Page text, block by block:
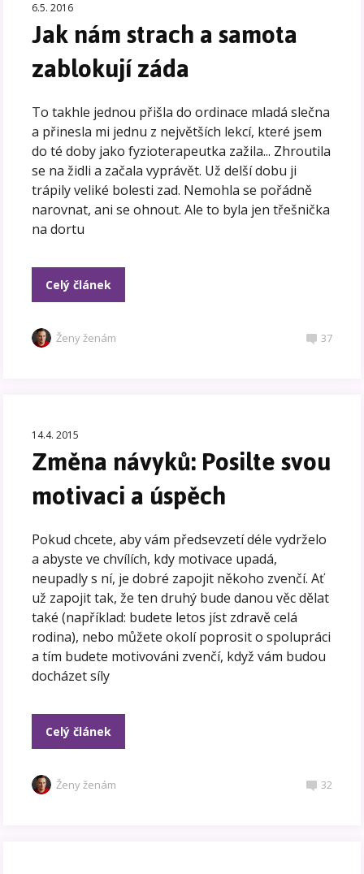
6.5. 2016
Jak nám strach a samota
zablokují záda
To takhle jednou přišla do ordinace mladá slečna
a přinesla mi jednu z největších lekcí, které jsem
do té doby jako fyzioterapeutka zažila... Zhroutila
se na židli a začala vyprávět. Už delší dobu ji
trápily veliké bolesti zad. Nemohla se pořádně
narovnat, ani se ohnout. Ale to byla jen třešnička
na dortu
Celý článek
Ženy ženám 37
14.4. 2015
Změna návyků: Posilte svou
motivaci a úspěch
Pokud chcete, aby vám předsevzetí déle vydrželo
a abyste ve chvílích, kdy motivace upadá,
neupadly s ní, je dobré zapojit někoho zvenčí. Ať
už zapojit tak, že ten druhý bude danou věc dělat
také (například: budete letos jíst zdravě celá
rodina), nebo můžete okolí poprosit o spolupráci
a tím budete motivováni zvenčí, když vám budou
docházet síly
Celý článek
Ženy ženám 32